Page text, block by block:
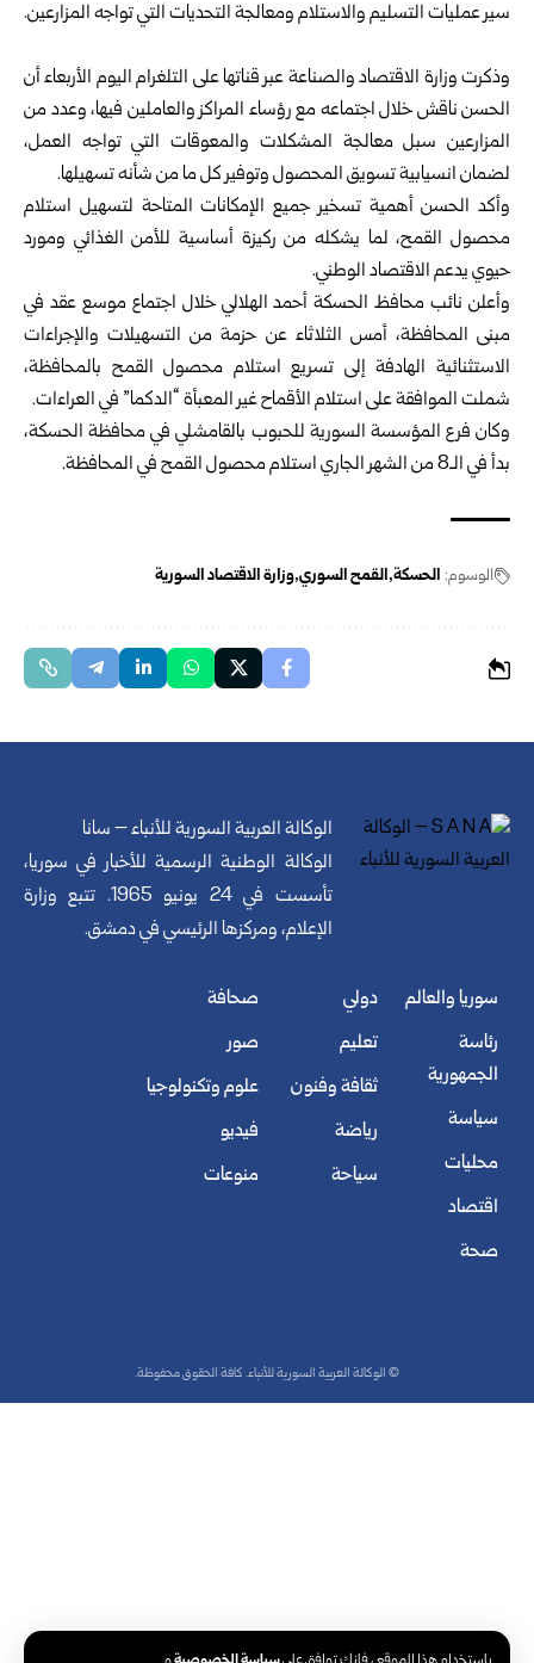
سير عمليات التسليم والاستلام ومعالجة التحديات التي تواجه المزارعين.
وذكرتوزارة الاقتصاد والصناعةعبر قناتها على التلغرام اليوم الأربعاء أن
الحسن ناقش ‏خلال اجتماعه مع رؤساء المراكز والعاملين فيها، وعدد من
المزارعين سبل معالجة المشكلات ‏والمعوقات التي تواجه العمل،
لضمان انسيابية تسويق المحصول وتوفير كل ما من شأنه ‏تسهيلها.‏
وأكد الحسن أهمية تسخير جميع الإمكانات المتاحة لتسهيل استلام
محصول القمح، لما يشكله من ‏ركيزة أساسية للأمن الغذائي ومورد
حيوي يدعم الاقتصاد الوطني.‏
وأعلن نائب محافظ الحسكة أحمد الهلالي خلال اجتماع موسع عقد في
مبنى المحافظة، أمس ‏الثلاثاء عن حزمة من التسهيلات ‏والإجراءات
الاستثنائية الهادفة إلى تسريع استلام محصول ‏القمح بالمحافظة‏،
شملت الموافقة على استلام الأقماح غير المعبأة “الدكما” في ‏العراءات.‏
وكان فرع المؤسسة السورية للحبوب بالقامشلي في محافظة الحسكة،
بدأ في الـ8 من الشهر ‏الجاري استلام محصول القمح في المحافظة.‏
الوسوم: الحسكة القمح السوري وزارة الاقتصاد السورية
الوكالة العربية السورية للأنباء – سانا
الوكالة الوطنية الرسمية للأخبار في سوريا،
تأسست في 24 يونيو 1965. تتبع وزارة
الإعلام، ومركزها الرئيسي في دمشق.
سوريا والعالم
رئاسة
الجمهورية
سياسة
محليات
اقتصاد
صحة
دولي
تعليم
ثقافة وفنون
رياضة
سياحة
صحافة
صور
علوم وتكنولوجيا
فيديو
منوعات
© الوكالة العربية السورية للأنباء. كافة الحقوق محفوظة.